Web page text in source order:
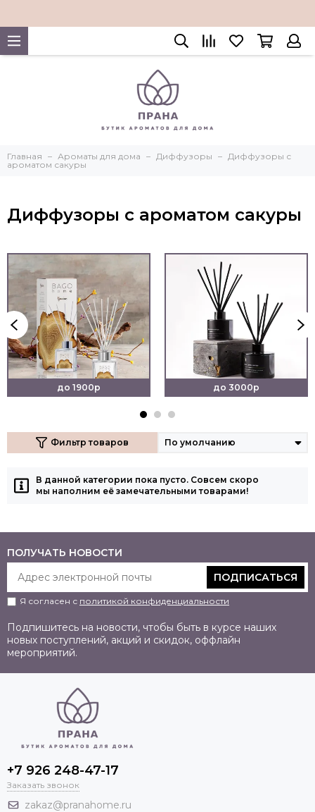
Главная Ароматы для дома Диффузоры
Диффузоры с
ароматом сакуры
Диффузоры с ароматом сакуры
до 1900р до 3000р
Фильтр товаров
В данной категории пока пусто. Совсем скоро
мы наполним её замечательными товарами!
ПОЛУЧАТЬ НОВОСТИ
ПОДПИСАТЬСЯ
Я согласен с политикой конфиденциальности
Подпишитесь на новости, чтобы быть в курсе наших
новых поступлений, акций и скидок, оффлайн
мероприятий.
+7 926 248-47-17
Заказать звонок
zakaz@pranahome.ru